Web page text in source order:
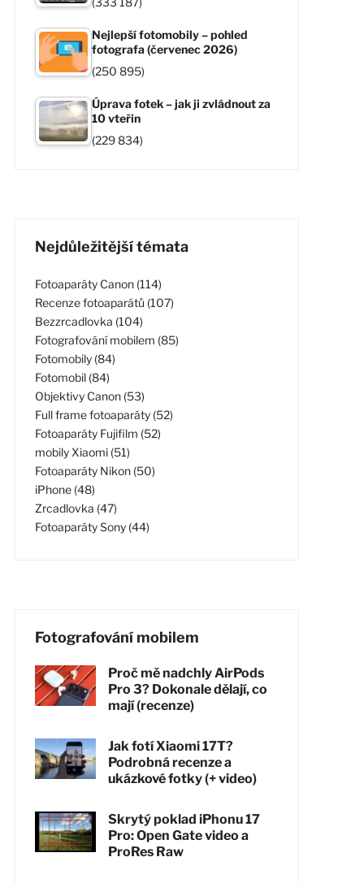
Nejlepší fotomobily – pohled
fotografa (červenec 2026)
(250 895)
Úprava fotek – jak ji zvládnout za
10 vteřin
(229 834)
Nejdůležitější témata
Fotoaparáty Canon (114)
Recenze fotoaparátů (107)
Bezzrcadlovka (104)
Fotografování mobilem (85)
Fotomobily (84)
Fotomobil (84)
Objektivy Canon (53)
Full frame fotoaparáty (52)
Fotoaparáty Fujifilm (52)
mobily Xiaomi (51)
Fotoaparáty Nikon (50)
iPhone (48)
Zrcadlovka (47)
Fotoaparáty Sony (44)
Fotografování mobilem
Proč mě nadchly AirPods
Pro 3? Dokonale dělají, co
mají (recenze)
Jak fotí Xiaomi 17T?
Podrobná recenze a
ukázkové fotky (+ video)
Skrytý poklad iPhonu 17
Pro: Open Gate video a
ProRes Raw